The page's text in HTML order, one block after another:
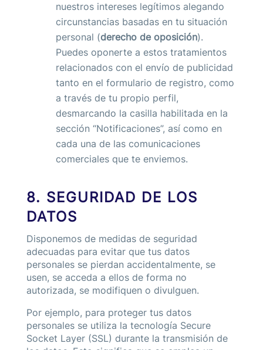
nuestros intereses legítimos alegando
circunstancias basadas en tu situación
personal (derecho de oposición).
Puedes oponerte a estos tratamientos
relacionados con el envío de publicidad
tanto en el formulario de registro, como
a través de tu propio perfil,
desmarcando la casilla habilitada en la
sección “Notificaciones”, así como en
cada una de las comunicaciones
comerciales que te enviemos.
8. SEGURIDAD DE LOS
DATOS
Disponemos de medidas de seguridad
adecuadas para evitar que tus datos
personales se pierdan accidentalmente, se
usen, se acceda a ellos de forma no
autorizada, se modifiquen o divulguen.
Por ejemplo, para proteger tus datos
personales se utiliza la tecnología Secure
Socket Layer (SSL) durante la transmisión de